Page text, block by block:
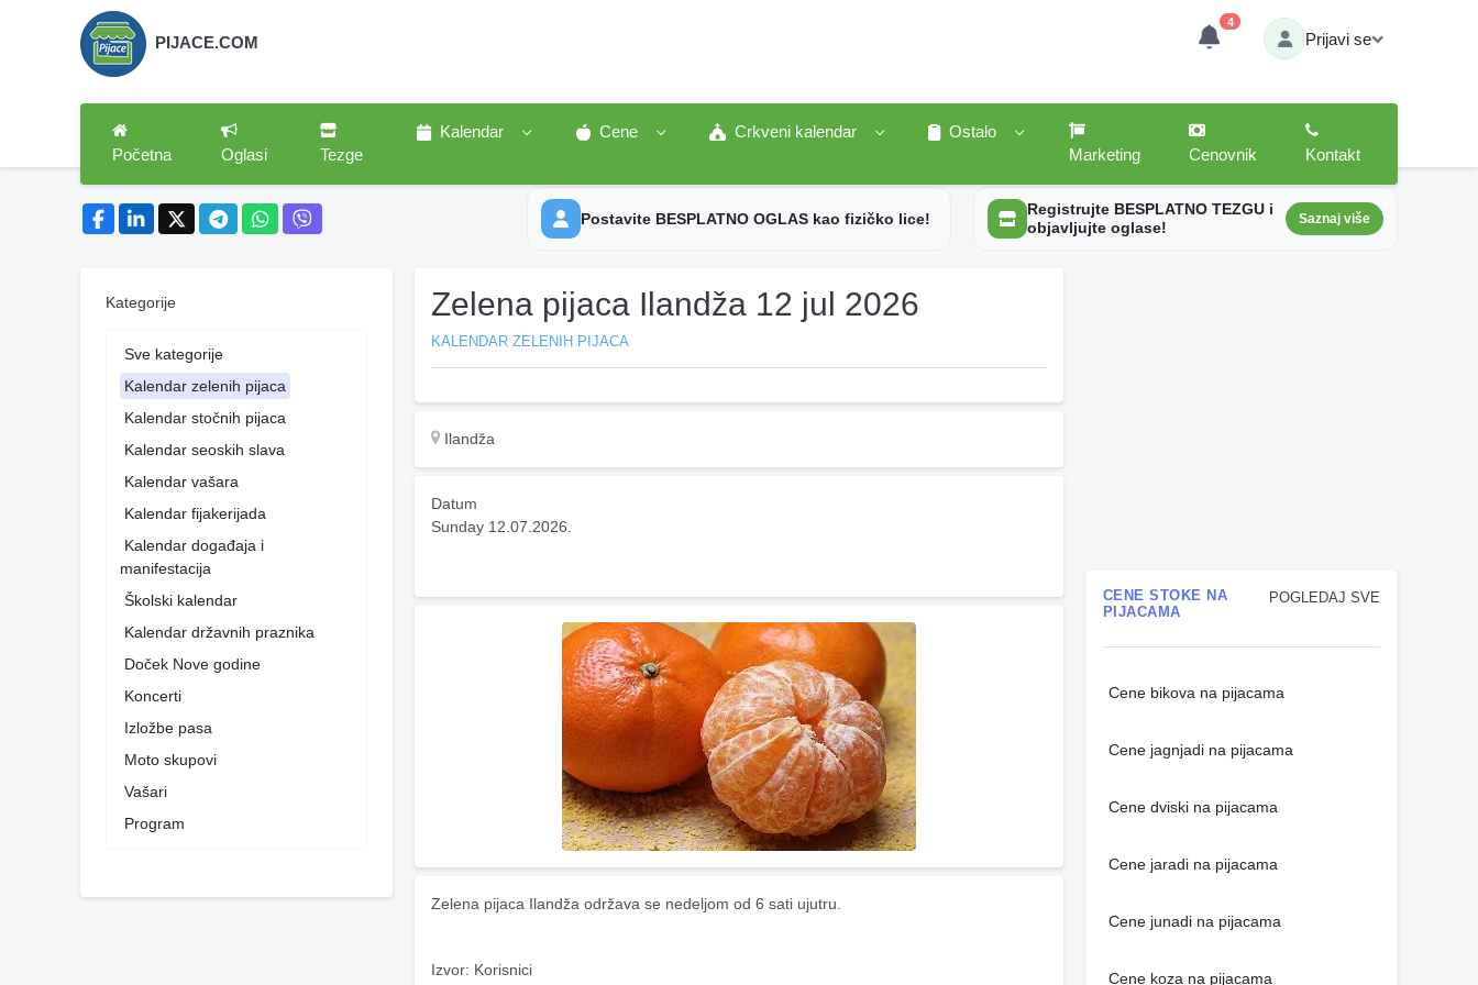
PIJACE.COM
4
Prijavi se
Početna Oglasi Tezge
Kalendar Cene Crkveni kalendar
Ostalo
Marketing
Cenovnik Kontakt
Postavite BESPLATNO OGLAS kao fizičko lice!
Registrujte BESPLATNO TEZGU i
objavljujte oglase!
Saznaj više
Kategorije
Sve kategorije
Kalendar zelenih pijaca
Kalendar stočnih pijaca
Kalendar seoskih slava
Kalendar vašara
Kalendar fijakerijada
Kalendar događaja i
manifestacija
Školski kalendar
Kalendar državnih praznika
Doček Nove godine
Koncerti
Izložbe pasa
Moto skupovi
Vašari
Program
Zelena pijaca Ilandža 12 jul 2026
KALENDAR ZELENIH PIJACA
Ilandža
Datum
Sunday 12.07.2026.
Zelena pijaca Ilandža održava se nedeljom od 6 sati ujutru.
Izvor: Korisnici
POGLEDAJ SVE
CENE STOKE NA
PIJACAMA
Cene bikova na pijacama
Cene jagnjadi na pijacama
Cene dviski na pijacama
Cene jaradi na pijacama
Cene junadi na pijacama
Cene koza na pijacama